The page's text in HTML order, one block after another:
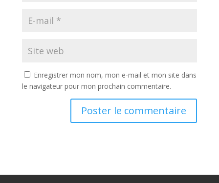
Enregistrer mon nom, mon e-mail et mon site dans
le navigateur pour mon prochain commentaire.